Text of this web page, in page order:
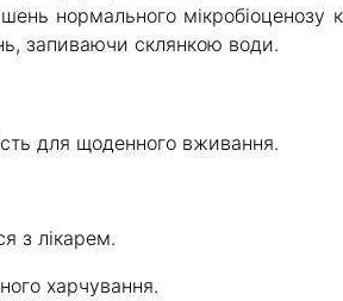
нормального мікробіоценозу
запиваючи склянкою води.
для щоденного вживання.
з лікарем.
харчування.